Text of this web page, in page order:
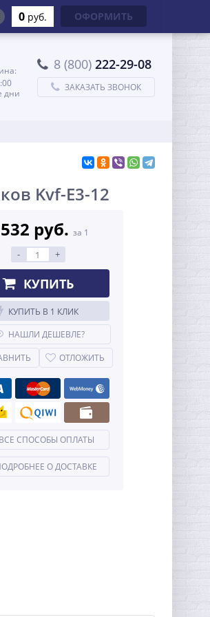
дни
8 (800) 222-29-08
ЗАКАЗАТЬ ЗВОНОК
Kvf-E3-12
руб. за 1
- +
КУПИТЬ
КУПИТЬ В 1 КЛИК
НАШЛИ ДЕШЕВЛЕ?
ОТЛОЖИТЬ
ВСЕ СПОСОБЫ ОПЛАТЫ
О ДОСТАВКЕ
0 руб. ОФОРМИТЬ